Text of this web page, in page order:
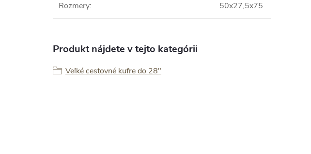
Rozmery: 50x27,5x75
Produkt nájdete v tejto kategórii
Veľké cestovné kufre do 28"